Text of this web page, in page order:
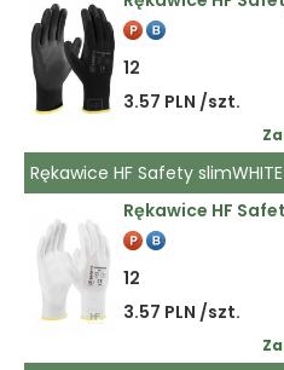
12
3.57 PLN /szt.
Rękawice HF Safety slimWHITE
Rękawice HF
12
3.57 PLN /szt.